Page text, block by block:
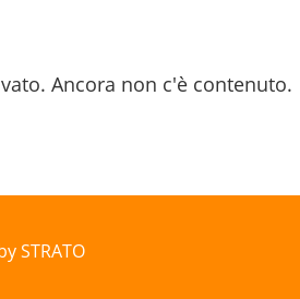
Ancora non c'è contenuto.
STRATO